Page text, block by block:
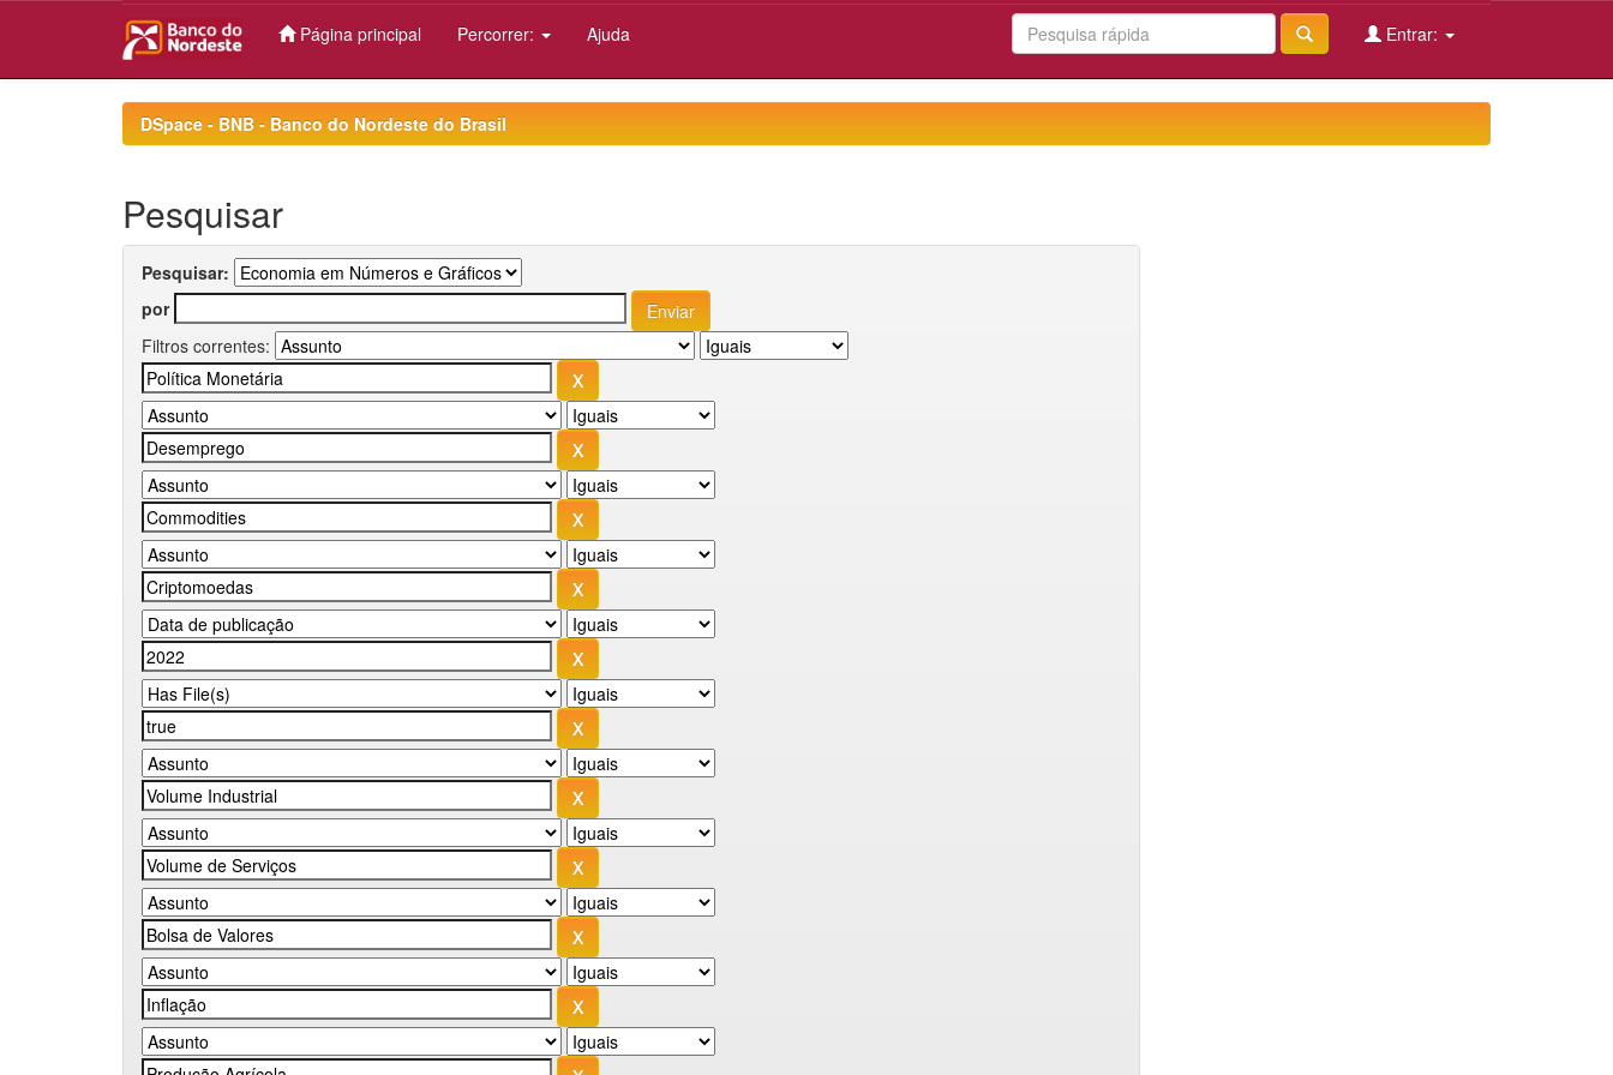
Página principal Percorrer: Ajuda Entrar:
DSpace - BNB - Banco do Nordeste do Brasil
Pesquisar
Pesquisar:
por
Filtros correntes: